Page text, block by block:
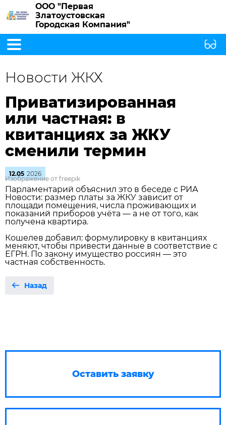
ООО "Первая
Златоустовская
Городская Компания"
Новости ЖКХ
Приватизированная
или частная: в
квитанциях за ЖКУ
сменили термин
12.05 2026
Изображение от freepik
Парламентарий объяснил это в беседе с РИА
Новости: размер платы за ЖКУ зависит от
площади помещения, числа проживающих и
показаний приборов учёта — а не от того, как
получена квартира.
Кошелев добавил: формулировку в квитанциях
меняют, чтобы привести данные в соответствие с
ЕГРН. По закону имущество россиян — это
частная собственность.
Назад
Оставить заявку